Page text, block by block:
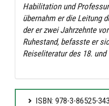
Habilitation und
übernahm er die Leitung
der er zwei Jahrzehnte
Ruhestand, befasste er
Reiseliteratur des 18.
ISBN: 978-3-86525-